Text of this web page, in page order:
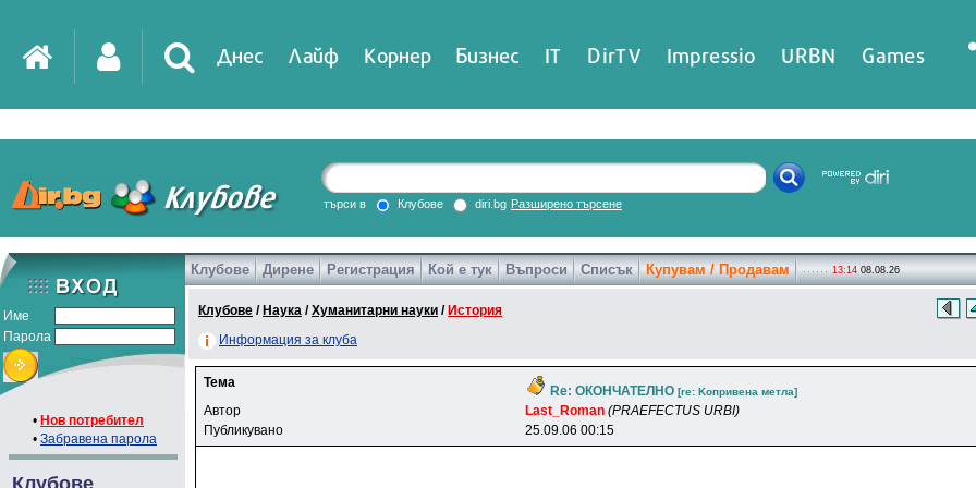
Днес Лайф Корнер Бизнес IT DirTV Impressio URBN Games
търси в Клубове diri.bg Разширено търсене
Име
Парола
• Нов потребител
• Забравена парола
Клубове
Клубове Дирене Регистрация Кой е тук Въпроси Списък Купувам / Продавам 13:14 08.08.26
Клубове / Наука /Хуманитарни науки / История
Информация за клуба
Тема
Re: ОКОНЧАТЕЛНО [re: Koпpивeнa мeтлa]
Автор Last_Roman (PRAEFECTUS URBI)
Публикувано
25.09.06 00:15